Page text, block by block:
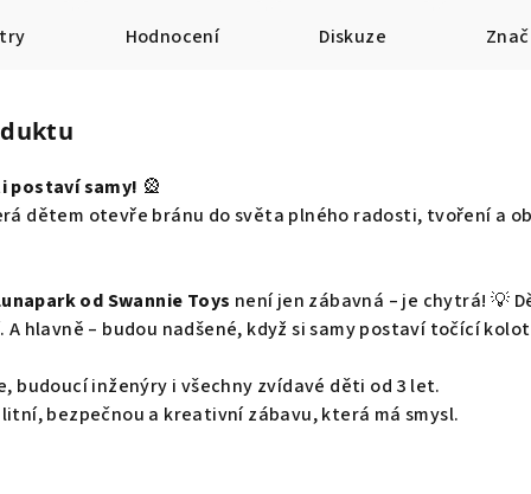
Hodnocení Diskuze
postaví samy! 🎡
dětem otevře bránu do světa plného radosti, tvoření a
od Swannie Toys není jen zábavná – je chytrá! 💡
hlavně – budou nadšené, když si samy postaví točící
budoucí inženýry i všechny zvídavé děti od 3 let.
bezpečnou a kreativní zábavu, která má smysl.